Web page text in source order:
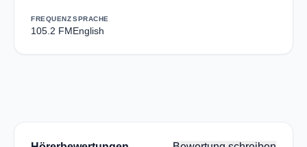
FREQUENZ
105.2 FM
SPRACHE
English